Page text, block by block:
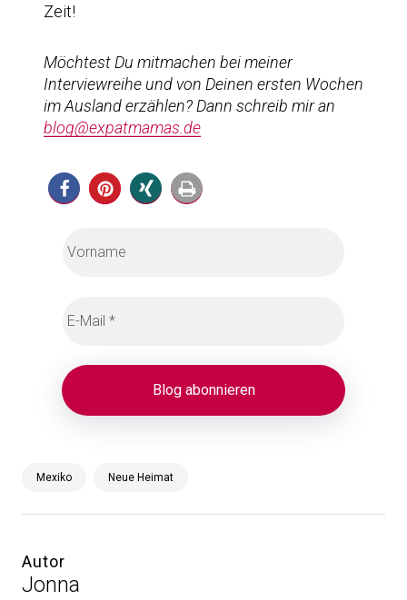
Zeit!
Möchtest Du mitmachen bei meiner
Interviewreihe und von Deinen ersten Wochen
im Ausland erzählen? Dann schreib mir an
blog@expatmamas.de
Mexiko Neue Heimat
Autor
Jonna